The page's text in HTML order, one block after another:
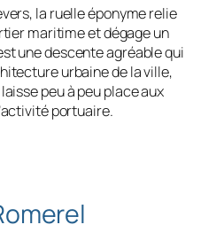
la ruelle éponyme relie
maritime et dégage un
une descente agréable qui
urbaine de la ville,
peu à peu place aux
portuaire.